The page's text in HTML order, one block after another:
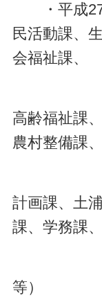
・平成27
民活動課、
会福祉課、
障
高齢福祉課
農村整備課、
道
計画課、土
課、学務課、
生
等）